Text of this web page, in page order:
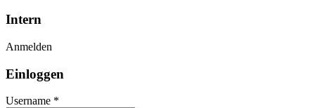
Intern
Anmelden
Einloggen
Username *